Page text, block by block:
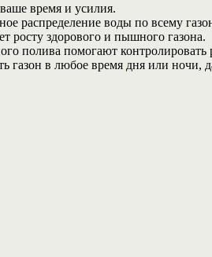
время и усилия.
распределение воды по всему
росту здорового и пышного газона.
полива помогают контролировать
газон в любое время дня или ночи,